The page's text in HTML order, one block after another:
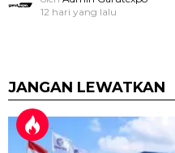
12 hari yang lalu
JANGAN LEWATKAN